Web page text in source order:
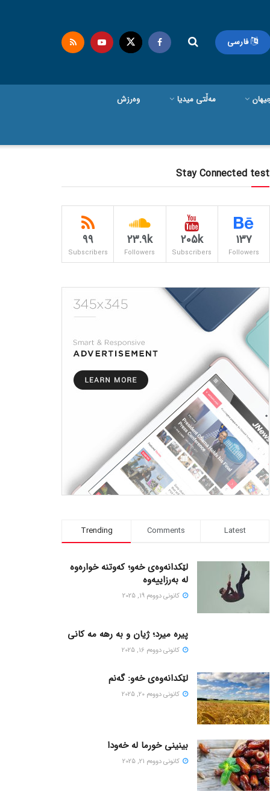
فارسی
مەڵتی میدیا وەرزش
Stay Connected test
137
Followers
205k
Subscribers
23.9k
Followers
99
Subscribers
Trending Comments Latest
لێکدانەوەی خەو؛ کەوتنە خوارەوە
لە بەرزاییەوە
كانونی دووه‌م 19, 2025
پیره میرد؛ ژیان و به رهه مه کانی
كانونی دووه‌م 16, 2025
لێکدانەوەی خەو: گەنم
كانونی دووه‌م 20, 2025
بینینی خورما لە خەودا
كانونی دووه‌م 21, 2025